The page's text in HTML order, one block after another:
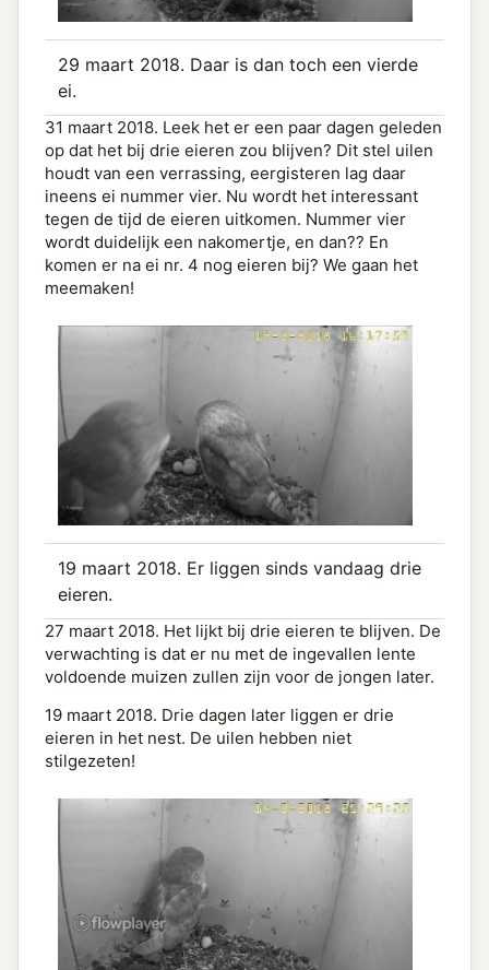
29 maart 2018. Daar is dan toch een vierde
ei.
31 maart 2018. Leek het er een paar dagen geleden
op dat het bij drie eieren zou blijven? Dit stel uilen
houdt van een verrassing, eergisteren lag daar
ineens ei nummer vier. Nu wordt het interessant
tegen de tijd de eieren uitkomen. Nummer vier
wordt duidelijk een nakomertje, en dan?? En
komen er na ei nr. 4 nog eieren bij? We gaan het
meemaken!
19 maart 2018. Er liggen sinds vandaag drie
eieren.
27 maart 2018. Het lijkt bij drie eieren te blijven. De
verwachting is dat er nu met de ingevallen lente
voldoende muizen zullen zijn voor de jongen later.
19 maart 2018. Drie dagen later liggen er drie
eieren in het nest. De uilen hebben niet
stilgezeten!